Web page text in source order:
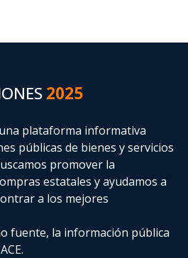
2025
plataforma informativa
públicas de bienes y servicios
promover la
estatalesy ayudamos a
a los mejores
fuente, la información pública